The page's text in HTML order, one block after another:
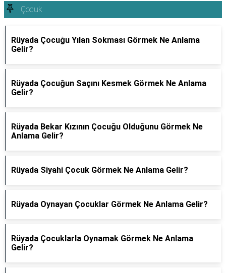
Çocuk
Rüyada Çocuğu Yılan Sokması Görmek Ne Anlama
Gelir?
Rüyada Çocuğun Saçını Kesmek Görmek Ne Anlama
Gelir?
Rüyada Bekar Kızının Çocuğu Olduğunu Görmek Ne
Anlama Gelir?
Rüyada Siyahi Çocuk Görmek Ne Anlama Gelir?
Rüyada Oynayan Çocuklar Görmek Ne Anlama Gelir?
Rüyada Çocuklarla Oynamak Görmek Ne Anlama
Gelir?